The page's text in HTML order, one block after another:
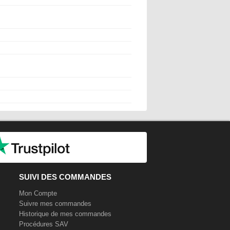
SUIVI DES COMMANDES
Mon Compte
Suivre mes commandes
Historique de mes commandes
Procédures SAV